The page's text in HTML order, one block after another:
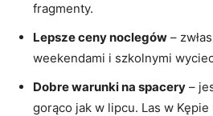
fragmenty.
Lepsze ceny noclegów –
weekendami i szkolnymi
Dobre warunki na spacery –
gorąco jak w lipcu. Las w Kępie